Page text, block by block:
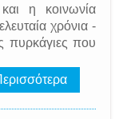
η κοινωνία
χρόνια -
πυρκάγιες που